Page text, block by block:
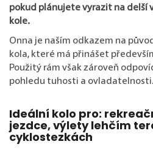
pokud plánujete vyrazit na delší
kole.
Onna je naším odkazem na
kola, které má přinášet
Použitý rám však zároveň
pohledu tuhosti a ovladatelnosti.
Ideální kolo pro:
jezdce, výlety lehčím
cyklostezkách